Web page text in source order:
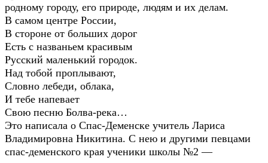
родному городу, его природе, людям и их делам.
В самом центре России,
В стороне от больших дорог
Есть с названьем красивым
Русский маленький городок.
Над тобой проплывают,
Словно лебеди, облака,
И тебе напевает
Свою песню Болва-река…
Это написала о Спас-Деменске учитель Лариса
Владимировна Никитина. С нею и другими певцами
спас-деменского края ученики школы №2 —